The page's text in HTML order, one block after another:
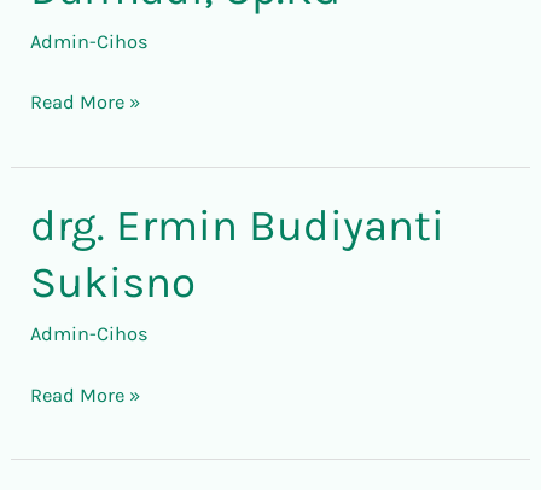
Admin-Cihos
Darmadi,
Read More »
drg. Ermin Budiyanti
Sukisno
Admin-Cihos
drg.
Ermin
Budiyanti
Sukisno
Read More »